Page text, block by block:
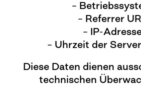
–
– Referrer
– IP-
– Uhrzeit der
Diese Daten dienen
technischen